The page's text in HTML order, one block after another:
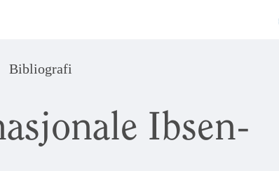
Bibliografi
Ibsen-